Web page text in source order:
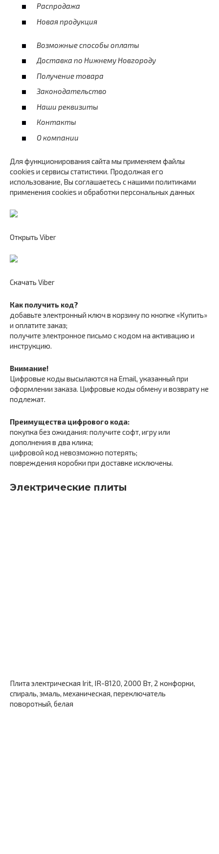
Распродажа
Новая продукция
Возможные способы оплаты
Доставка по Нижнему Новгороду
Получение товара
Законодательство
Наши реквизиты
Контакты
О компании
Для функционирования сайта мы применяем файлы
cookies и сервисы статистики. Продолжая его
использование, Вы соглашаетесь с нашими политиками
применения cookies и обработки персональных данных
Открыть Viber
Скачать Viber
Как получить код?
добавьте электронный ключ в корзину по кнопке «Купить»
и оплатите заказ;
получите электронное письмо с кодом на активацию и
инструкцию.
Внимание!
Цифровые коды высылаются на Email, указанный при
оформлении заказа. Цифровые коды обмену и возврату не
подлежат.
Преимущества цифрового кода:
покупка без ожидания: получите софт, игру или
дополнения в два клика;
цифровой код невозможно потерять;
повреждения коробки при доставке исключены.
Электрические плиты
Плита электрическая Irit, IR-8120, 2000 Вт, 2 конфорки,
спираль, эмаль, механическая, переключатель
поворотный, белая